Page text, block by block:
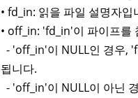
• fd_in: 읽을 파일 설명자입
• off_in: 'fd_in'이 파이프를
- 'off_in'이 NULL인 경우,
됩니다.
- 'off_in'이 NULL이 아닌